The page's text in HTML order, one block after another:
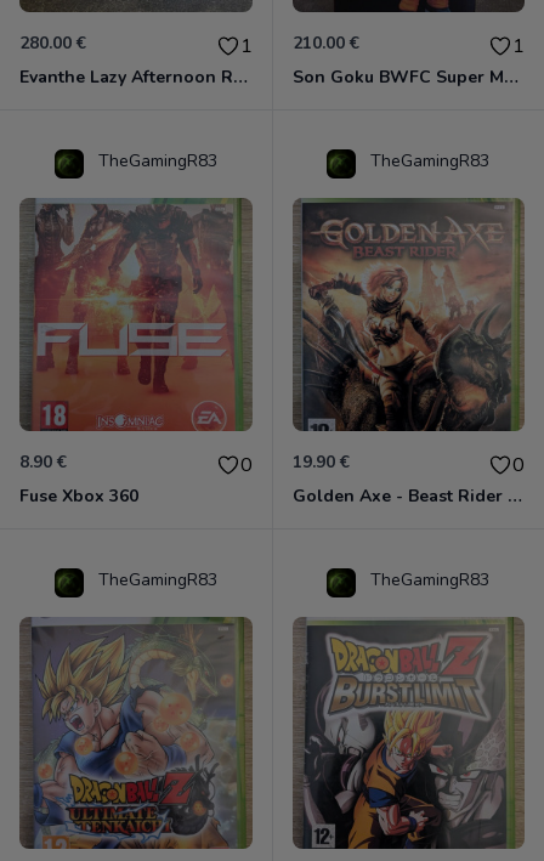
280.00 € 1
Evanthe Lazy Afternoon Red Pride of Eden
210.00 € 1
Son Goku BWFC Super Master Stars
TheGamingR83
8.90 € 0
Fuse Xbox 360
TheGamingR83
19.90 € 0
Golden Axe - Beast Rider Xbox 360
TheGamingR83 TheGamingR83